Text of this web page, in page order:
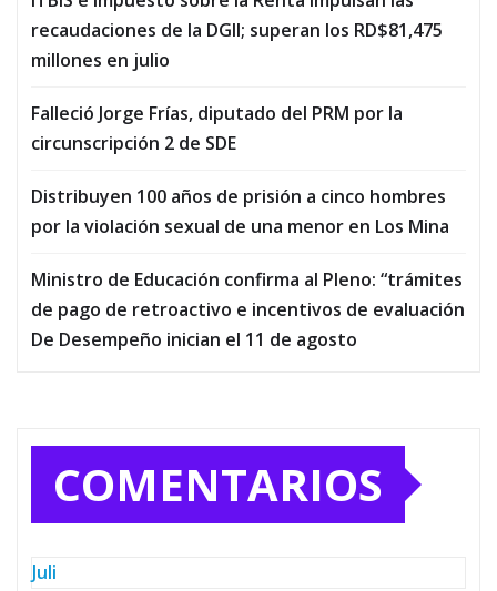
recaudaciones de la DGII; superan los RD$81,475
millones en julio
Falleció Jorge Frías, diputado del PRM por la
circunscripción 2 de SDE
Distribuyen 100 años de prisión a cinco hombres
por la violación sexual de una menor en Los Mina
Ministro de Educación confirma al Pleno: “trámites
de pago de retroactivo e incentivos de evaluación
De Desempeño inician el 11 de agosto
COMENTARIOS
Juli